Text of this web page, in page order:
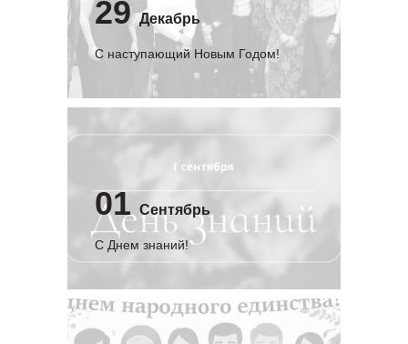
29 Декабрь
С наступающий Новым Годом!
01 Сентябрь
C Днем знаний!